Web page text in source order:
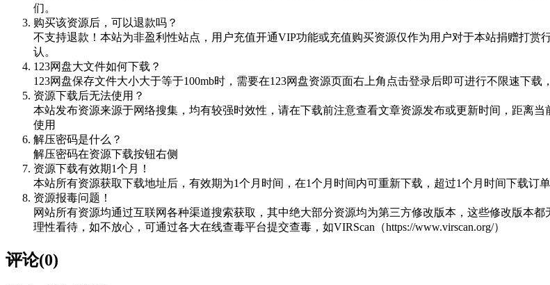
们。
购买该资源后，可以退款吗？
不支持退款！本站为非盈利性站点，用户充值开通VIP功能或充值购买资源仅作为用户对于本站捐赠打
认。
123网盘大文件如何下载？
123网盘保存文件大小大于等于100mb时，需要在123网盘资源页面右上角点击登录后即可进行不限速下载
资源下载后无法使用？
本站发布资源来源于网络搜集，均有较强时效性，请在下载前注意查看文章资源发布或更新时间，距离
使用
解压密码是什么？
解压密码在资源下载按钮右侧
资源下载有效期1个月！
本站所有资源获取下载地址后，有效期为1个月时间，在1个月时间内可重新下载，超过1个月时间下载订
资源报毒问题！
网站所有资源均通过互联网各种渠道搜索获取，其中绝大部分资源均为第三方修改版本，这些修改版本
理性看待，如不放心，可通过各大在线查毒平台提交查毒，如VIRScan（https://www.virscan.org/）
评论(0)